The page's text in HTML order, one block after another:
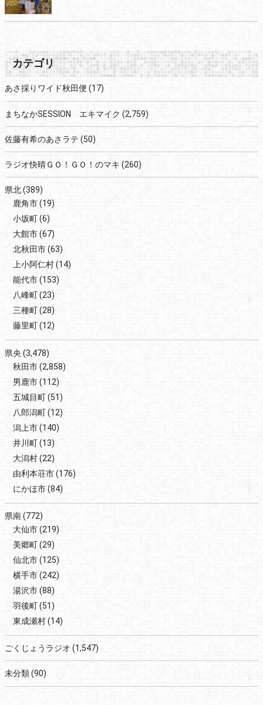
カテゴリ
あさ採りワイド秋田便 (17)
まちなかSESSION エキマイク (2,759)
佐藤有希のあさラテ (50)
ラジオ快晴ＧＯ！ＧＯ！のマキ (260)
県北(389)
鹿角市(19)
小坂町(6)
大館市(67)
北秋田市(63)
上小阿仁村(14)
能代市(153)
八峰町(23)
三種町(28)
藤里町(12)
県央(3,478)
秋田市(2,858)
男鹿市(112)
五城目町(51)
八郎潟町(12)
潟上市(140)
井川町(13)
大潟村(22)
由利本荘市(176)
にかほ市(84)
県南(772)
大仙市(219)
美郷町(29)
仙北市(125)
横手市(242)
湯沢市(88)
羽後町(51)
東成瀬村(14)
ごくじょうラジオ (1,547)
未分類(90)